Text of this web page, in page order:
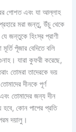
গোশত এবং যা আল্লাহ
মরা জন্তু, উঁচু থেকে
জন্তুকে হিংস্র প্রাণী
পূঁজার বেদিতে বলি
যারা কুফরী করেছে,
তোমরা তাদেরকে ভয়
দীনকে পূর্ণ
তোমাদের জন্য দীন
হবে, কোন পাপের প্রতি
দয়ালু।